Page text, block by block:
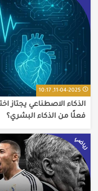
11-04-2025, 10:17
الذكاء الاصطناعي يجتاز
فعلًا من الذكاء البشري؟
رياضي